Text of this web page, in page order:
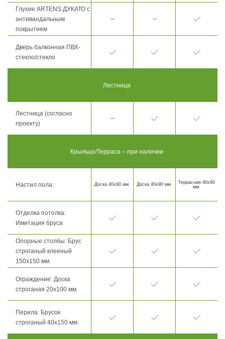
Глухие ARTENS ДУКАТО с
антивандальным
покрытием
Дверь балконная ПВХ-
стекло/стекло
Лестница
Лестница (согласно
проекту)
Крыльцо/Терраса – при наличии
Настил пола: Доска 40х90 мм. Доска 40х90 мм.
Террасная 40х90
мм.
Отделка потолка:
Имитация бруса
Опорные столбы: Брус
строганый клееный
150х150 мм.
Ограждение: Доска
строганая 20х100 мм.
Перила: Брусок
строганый 40х150 мм.